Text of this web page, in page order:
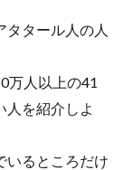
タタール人の人
万人以上の41
人を紹介しよ
いるところだけ